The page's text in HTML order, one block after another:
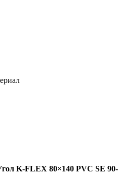
K-FLEX 80×140 PVC SE